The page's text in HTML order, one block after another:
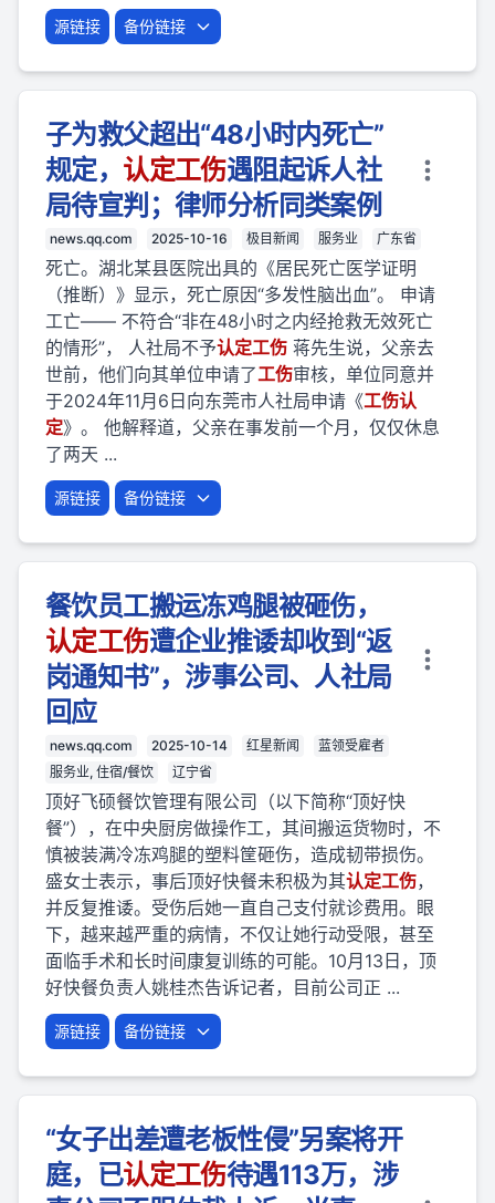
源链接 备份链接
子为救父超出“48小时内死亡”
规定， 认定工伤遇阻起诉人社
局待宣判；律师分析同类案例
news.qq.com 2025-10-16 极目新闻 服务业 广东省
死亡。湖北某县医院出具的《居民死亡医学证明
（推断）》显示，死亡原因“多发性脑出血”。 申请
工亡—— 不符合“非在48小时之内经抢救无效死亡
的情形”， 人社局不予认定工伤 蒋先生说，父亲去
世前，他们向其单位申请了工伤审核，单位同意并
于2024年11月6日向东莞市人社局申请《工伤认
定》。 他解释道，父亲在事发前一个月，仅仅休息
了两天 ...
源链接 备份链接
餐饮员工搬运冻鸡腿被砸伤，
认定工伤遭企业推诿却收到“返
岗通知书”，涉事公司、人社局
回应
news.qq.com 2025-10-14 红星新闻
蓝领受雇者
服务业, 住宿/餐饮
辽宁省
顶好飞硕餐饮管理有限公司（以下简称“顶好快
餐”），在中央厨房做操作工，其间搬运货物时，不
慎被装满冷冻鸡腿的塑料筐砸伤，造成韧带损伤。
盛女士表示，事后顶好快餐未积极为其认定工伤，
并反复推诿。受伤后她一直自己支付就诊费用。眼
下，越来越严重的病情，不仅让她行动受限，甚至
面临手术和长时间康复训练的可能。10月13日，顶
好快餐负责人姚桂杰告诉记者，目前公司正 ...
源链接 备份链接
“女子出差遭老板性侵”另案将开
庭，已认定工伤待遇113万，涉